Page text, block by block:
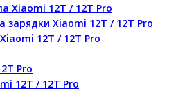
Xiaomi 12T / 12T Pro
зарядки Xiaomi 12T / 12T Pro
12T / 12T Pro
Pro
12T / 12T Pro